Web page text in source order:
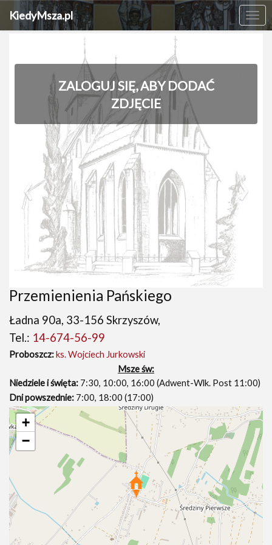
KiedyMsza.pl
ZALOGUJ SIĘ, ABY DODAĆ
ZDJĘCIE
‹ ›
Przemienienia Pańskiego
Ładna 90a, 33-156 Skrzyszów,
Tel.: 14-674-56-99
Proboszcz:ks. Wojciech Jurkowski
Msze św:
Niedziele i święta: 7:30, 10:00, 16:00 (Adwent-Wlk. Post 11:00)
Dni powszednie: 7:00, 18:00 (17:00)
+
−